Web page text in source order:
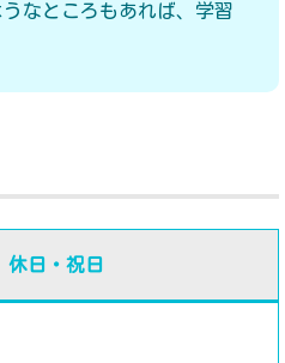
なところもあれば、学習
休日・祝日